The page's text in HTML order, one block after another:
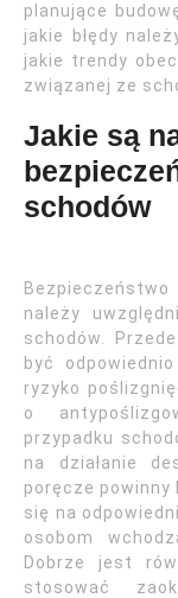
planujące
jakie błędy
jakie trendy
związanej ze
Jakie są
schodów
należy
schodów.
być
ryzyko
o
przypadku
na działanie
poręcze powinny
się na
osobom
Dobrze jest
stosować